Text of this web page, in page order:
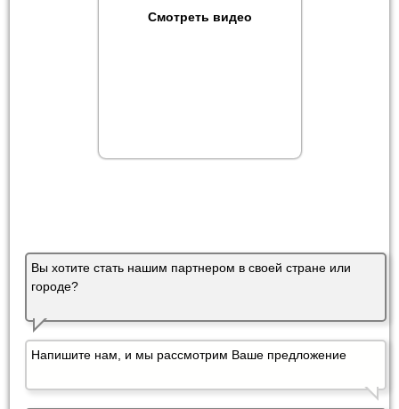
Смотреть видео
Вы хотите стать нашим партнером в своей стране или
городе?
Напишите нам, и мы рассмотрим Ваше предложение